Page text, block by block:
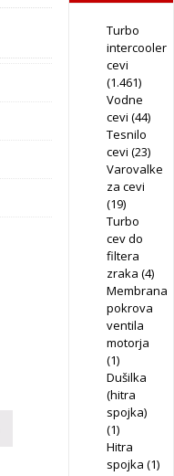
Turbo
intercooler
cevi
(1.461)
Vodne
cevi (44)
Tesnilo
cevi (23)
Varovalke
za cevi
(19)
Turbo
cev do
filtera
zraka (4)
Membrana
pokrova
ventila
motorja
(1)
Dušilka
(hitra
spojka)
(1)
Hitra
spojka (1)